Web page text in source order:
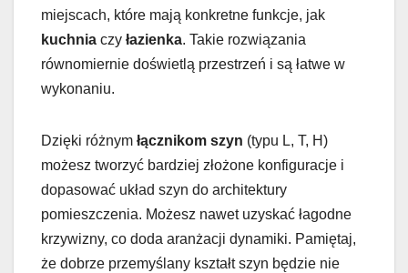
miejscach, które mają konkretne funkcje, jak
kuchnia czy łazienka. Takie rozwiązania
równomiernie doświetlą przestrzeń i są łatwe w
wykonaniu.
Dzięki różnym łącznikom szyn (typu L, T, H)
możesz tworzyć bardziej złożone konfiguracje i
dopasować układ szyn do architektury
pomieszczenia. Możesz nawet uzyskać łagodne
krzywizny, co doda aranżacji dynamiki. Pamiętaj,
że dobrze przemyślany kształt szyn będzie nie